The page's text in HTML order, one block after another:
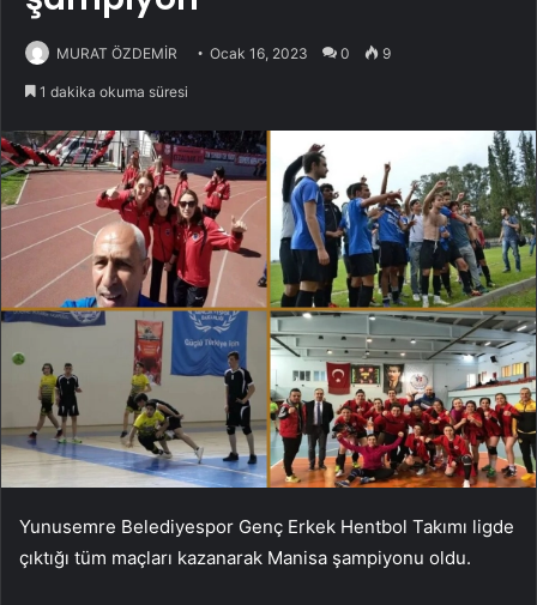
MURAT ÖZDEMİR Ocak 16, 2023 0 9
1 dakika okuma süresi
Yunusemre Belediyespor Genç Erkek Hentbol Takımı ligde
çıktığı tüm maçları kazanarak Manisa şampiyonu oldu.